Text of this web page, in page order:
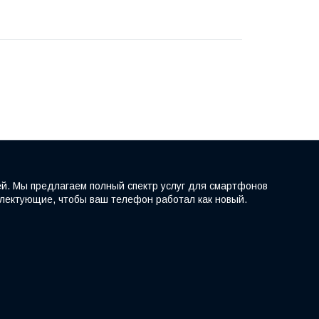
Мы предлагаем полный спектр услуг для смартфонов
чтобы ваш телефон работал как новый.